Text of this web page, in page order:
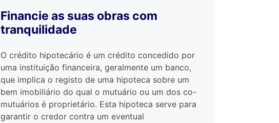
Financie as suas obras com
tranquilidade
O crédito hipotecário é um crédito concedido por
uma instituição financeira, geralmente um banco,
que implica o registo de uma hipoteca sobre um
bem imobiliário do qual o mutuário ou um dos co-
mutuários é proprietário. Esta hipoteca serve para
garantir o credor contra um eventual